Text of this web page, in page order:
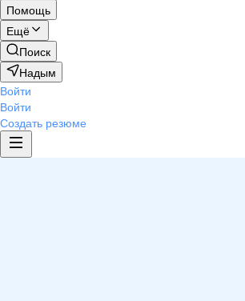
Помощь
Ещё
Поиск
Надым
Войти
Войти
Создать резюме